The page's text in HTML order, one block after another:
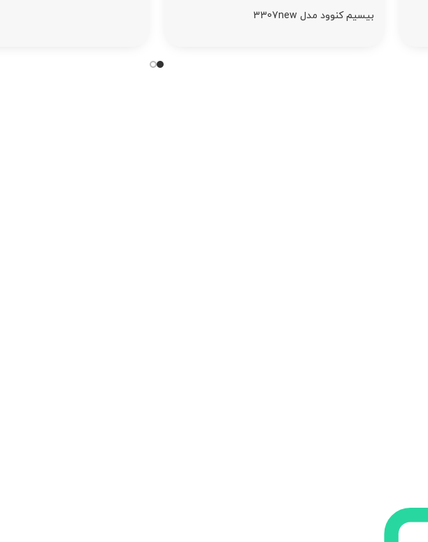
بیسیم کنوود مدل 3307new